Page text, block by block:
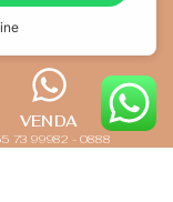
VENDA
73 99982 - 0888